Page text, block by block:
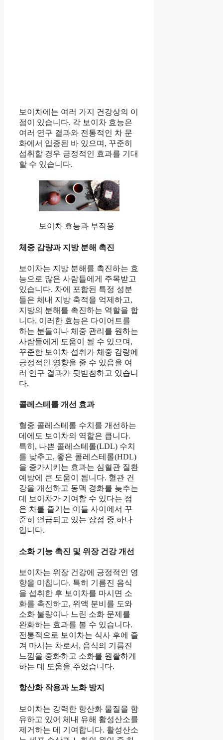
보이차에는 여러 가지 건강상의 이
점이 있습니다. 각 보이차 효능은
여러 연구 결과와 전통적인 차 문
화에서 입증된 바 있으며, 꾸준히
섭취할 경우 긍정적인 효과를 기대
할 수 있습니다.
보이차 효능과 부작용
체중 감량과 지방 분해 촉진
보이차는 지방 분해를 촉진하는 효
능으로 많은 사람들에게 주목받고
있습니다. 차에 포함된 특정 성분
들은 체내 지방 축적을 억제하고,
지방의 분해를 촉진하는 역할을 합
니다. 이러한 효능은 다이어트를
하는 분들이나 체중 관리를 원하는
사람들에게 도움이 될 수 있으며,
꾸준한 보이차 섭취가 체중 감량에
긍정적인 영향을 줄 수 있음을 여
러 연구 결과가 뒷받침하고 있습니
다.
콜레스테롤 개선 효과
혈중 콜레스테롤 수치를 개선하는
데에도 보이차의 역할은 큽니다.
특히, 나쁜 콜레스테롤(LDL) 수치
를 낮추고, 좋은 콜레스테롤(HDL)
을 증가시키는 효과는 심혈관 질환
예방에 큰 도움이 됩니다. 혈관 건
강을 개선하고 동맥 경화를 늦추는
데 보이차가 기여할 수 있다는 점
은 차를 즐기는 이들 사이에서 꾸
준히 언급되고 있는 장점 중 하나
입니다.
소화 기능 촉진 및 위장 건강 개선
보이차는 위장 건강에 긍정적인 영
향을 미칩니다. 특히 기름진 음식
을 섭취한 후 보이차를 마시면 소
화를 촉진하고, 위액 분비를 도와
소화 불량이나 느린 소화 문제를
완화하는 효과를 볼 수 있습니다.
전통적으로 보이차는 식사 후에 즐
겨 마시는 차로서, 음식의 기름진
느낌을 중화하고 소화를 원활하게
하는 데 도움을 주었습니다.
항산화 작용과 노화 방지
보이차는 강력한 항산화 물질을 함
유하고 있어 체내 유해 활성산소를
제거하는 데 기여합니다. 활성산소